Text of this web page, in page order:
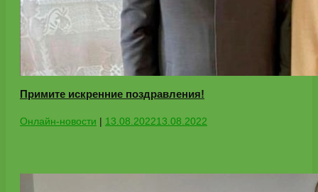
Примите искренние поздравления!
Онлайн-новости | 13.08.202213.08.2022